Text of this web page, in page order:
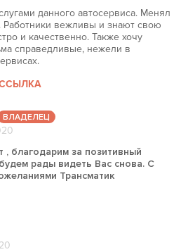
данного автосервиса. Менял
вежливы и знают свою
и качественно. Также хочу
справедливые, нежели в
, благодарим за позитивный
рады видеть Вас снова. С
Трансматик